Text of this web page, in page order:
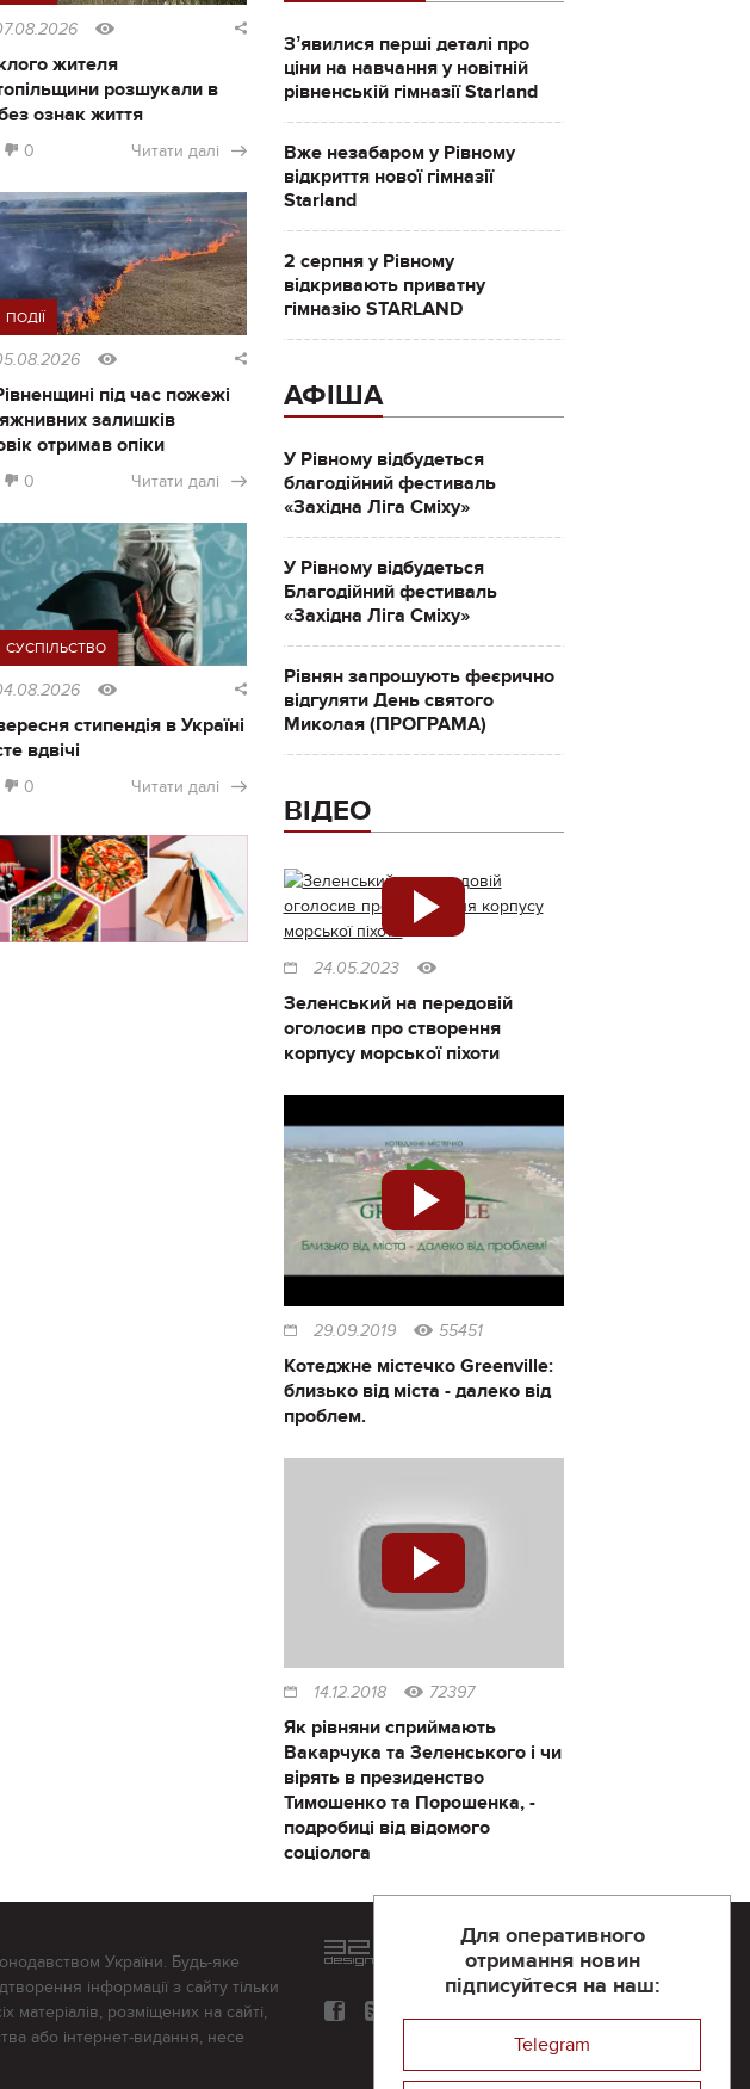
жителя
розшукали в
без ознак життя
0 Читати далі
ПОДІЇ
під час пожежі
залишків
отримав опіки
0 Читати далі
СУСПІЛЬСТВО
стипендія в Україні
вдвічі
0 Читати далі
Зʼявилися перші деталі про
ціни на навчання у новітній
рівненській гімназії Starland
Вже незабаром у Рівному
відкриття нової гімназії
Starland
2 серпня у Рівному
відкривають приватну
гімназію STARLAND
АФІША
У Рівному відбудеться
благодійний фестиваль
«Західна Ліга Сміху»
У Рівному відбудеться
Благодійний фестиваль
«Західна Ліга Сміху»
Рівнян запрошують феєрично
відгуляти День святого
Миколая (ПРОГРАМА)
ВІДЕО
24.05.2023
Зеленський на передовій
оголосив про створення
корпусу морської піхоти
29.09.2019 55451
Котеджне містечко Greenville:
близько від міста - далеко від
проблем.
14.12.2018 72397
Як рівняни сприймають
Вакарчука та Зеленського і чи
вірять в президенство
Тимошенко та Порошенка, -
подробиці від відомого
соціолога
Для оперативного
отримання новин
підписуйтеся на наш:
Telegram
України. Будь-яке
інформації з сайту тільки
матеріалів, розміщених на сайті,
або інтернет-видання, несе
Розроблений та підтримується
компанії 32х32